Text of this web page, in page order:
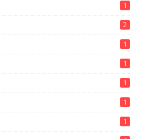
1
2
1
1
1
1
1